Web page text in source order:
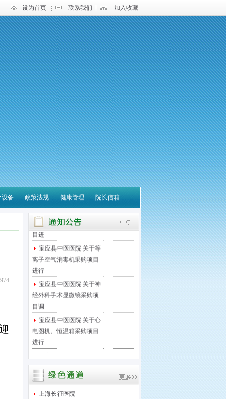
设为首页 联系我们 加入收藏
院长信箱
健康管理
政策法规
设备
宝应县中医医院 关于营
养诊疗云平台系统采购项
目进
宝应县中医医院 关于等
离子空气消毒机采购项目
进行
宝应县中医医院 关于神
经外科手术显微镜采购项
目调
宝应县中医医院 关于心
电图机、恒温箱采购项目
进行
宝应县中医医院 关于医
保移动支付微信接口项目
进行
宝应县中医医院 关于足
底泵采购项目进行院内竞
上海长征医院